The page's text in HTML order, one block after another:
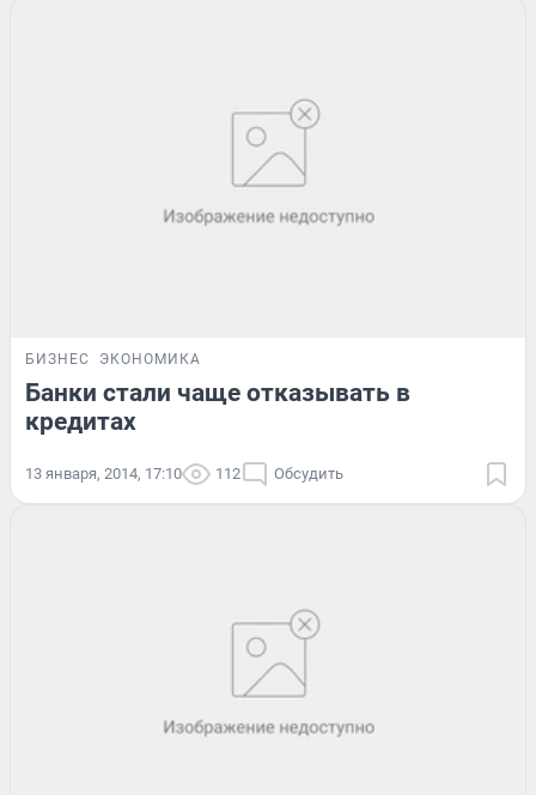
БИЗНЕС ЭКОНОМИКА
Банки стали чаще отказывать в
кредитах
13 января, 2014, 17:10 112 Обсудить